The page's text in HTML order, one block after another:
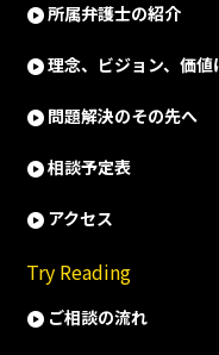
所属弁護士の紹介
理念、ビジョン、価値
問題解決のその先へ
相談予定表
アクセス
Try Reading
ご相談の流れ